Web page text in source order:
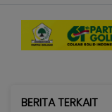
BERITA TERKAIT